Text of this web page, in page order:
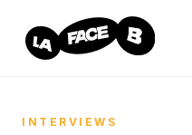
INTERVIEWS